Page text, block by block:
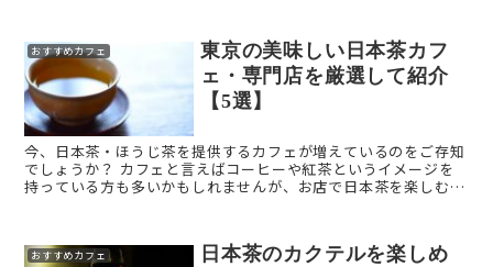
おすすめカフェ
東京の美味しい日本茶カフ
ェ・専門店を厳選して紹介
【5選】
今、日本茶・ほうじ茶を提供するカフェが増えているのをご存知
でしょうか？ カフェと言えばコーヒーや紅茶というイメージを
持っている方も多いかもしれませんが、お店で日本茶を楽しむの
おすすめカフェ
日本茶のカクテルを楽しめ